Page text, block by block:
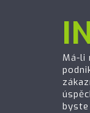
Má-li